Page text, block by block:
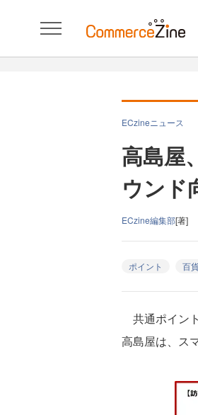
ECzineニュース
高島屋
ウンド
ECzine編集部[著]
ポイント 百
共通ポイン
高島屋は、ス